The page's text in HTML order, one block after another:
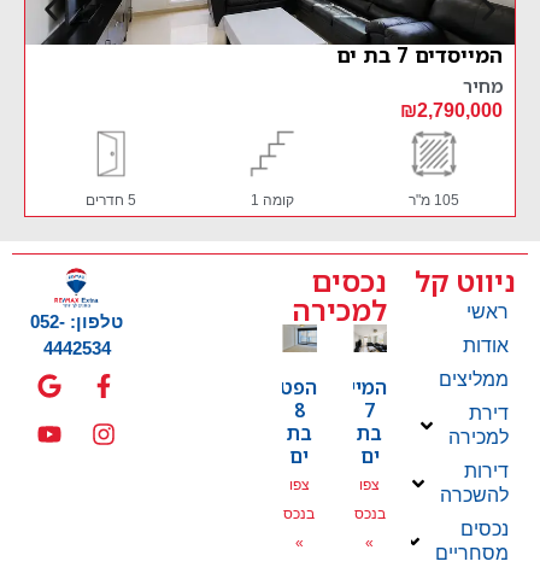
ניווט קל
ראשי
אודות
ממליצים
דירת
למכירה
דירות
להשכרה
נכסים
מסחריים
נכסים
למכירה
המייסדים
7
בת
ים
צפו
בנכס
»
הפטמן
8
בת
ים
צפו
בנכס
»
טלפון: 052-
4442534